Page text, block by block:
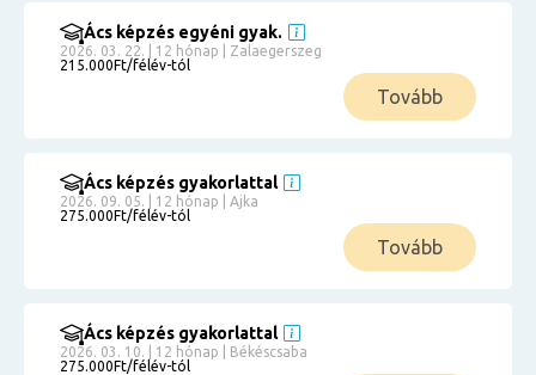
Ács képzés egyéni gyak.
2026. 03. 22. | 12 hónap | Zalaegerszeg
215.000Ft/félév-tól
Tovább
Ács képzés gyakorlattal
2026. 09. 05. | 12 hónap | Ajka
275.000Ft/félév-tól
Tovább
Ács képzés gyakorlattal
2026. 03. 10. | 12 hónap | Békéscsaba
275.000Ft/félév-tól